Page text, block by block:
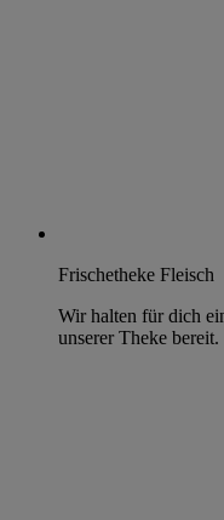
Frischetheke Fleisch
Wir halten für dich
unserer Theke bereit.